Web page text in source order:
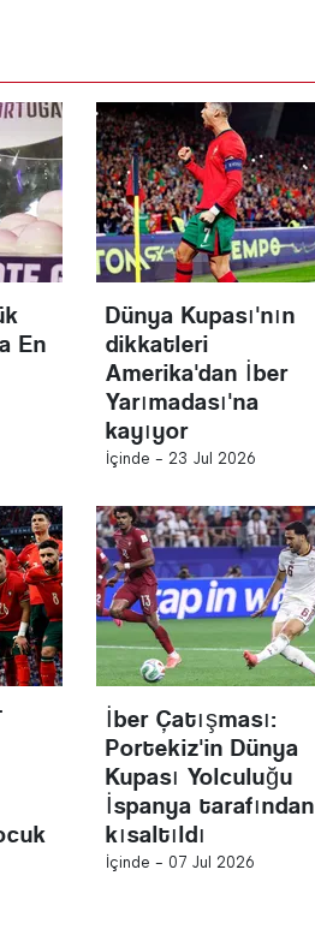
En
Dünya Kupası'nın
dikkatleri
Amerika'dan İber
Yarımadası'na
kayıyor
İçinde - 23 Jul 2026
İber Çatışması:
Portekiz'in Dünya
Kupası Yolculuğu
İspanya tarafından
kısaltıldı
İçinde - 07 Jul 2026